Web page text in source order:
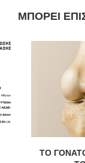
ΜΠΟΡΕΊ
ΤΟ